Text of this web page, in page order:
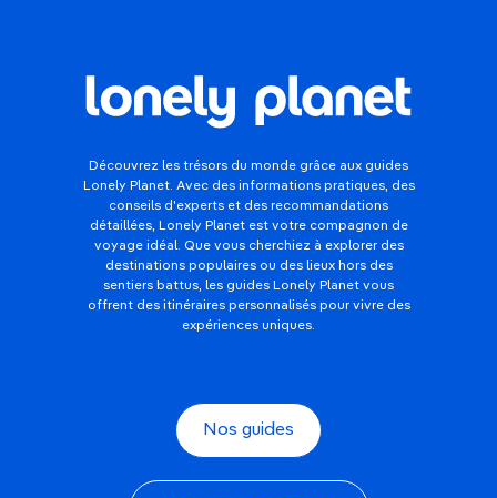
Découvrez les trésors du monde grâce aux guides
Lonely Planet. Avec des informations pratiques, des
conseils d'experts et des recommandations
détaillées, Lonely Planet est votre compagnon de
voyage idéal. Que vous cherchiez à explorer des
destinations populaires ou des lieux hors des
sentiers battus, les guides Lonely Planet vous
offrent des itinéraires personnalisés pour vivre des
expériences uniques.
Nos guides